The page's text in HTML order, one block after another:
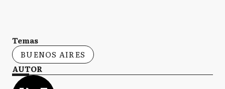
Temas
BUENOS AIRES
AUTOR